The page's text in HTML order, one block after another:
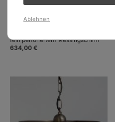
fein perforiertem Messingschirm
634,00 €
Ablehnen